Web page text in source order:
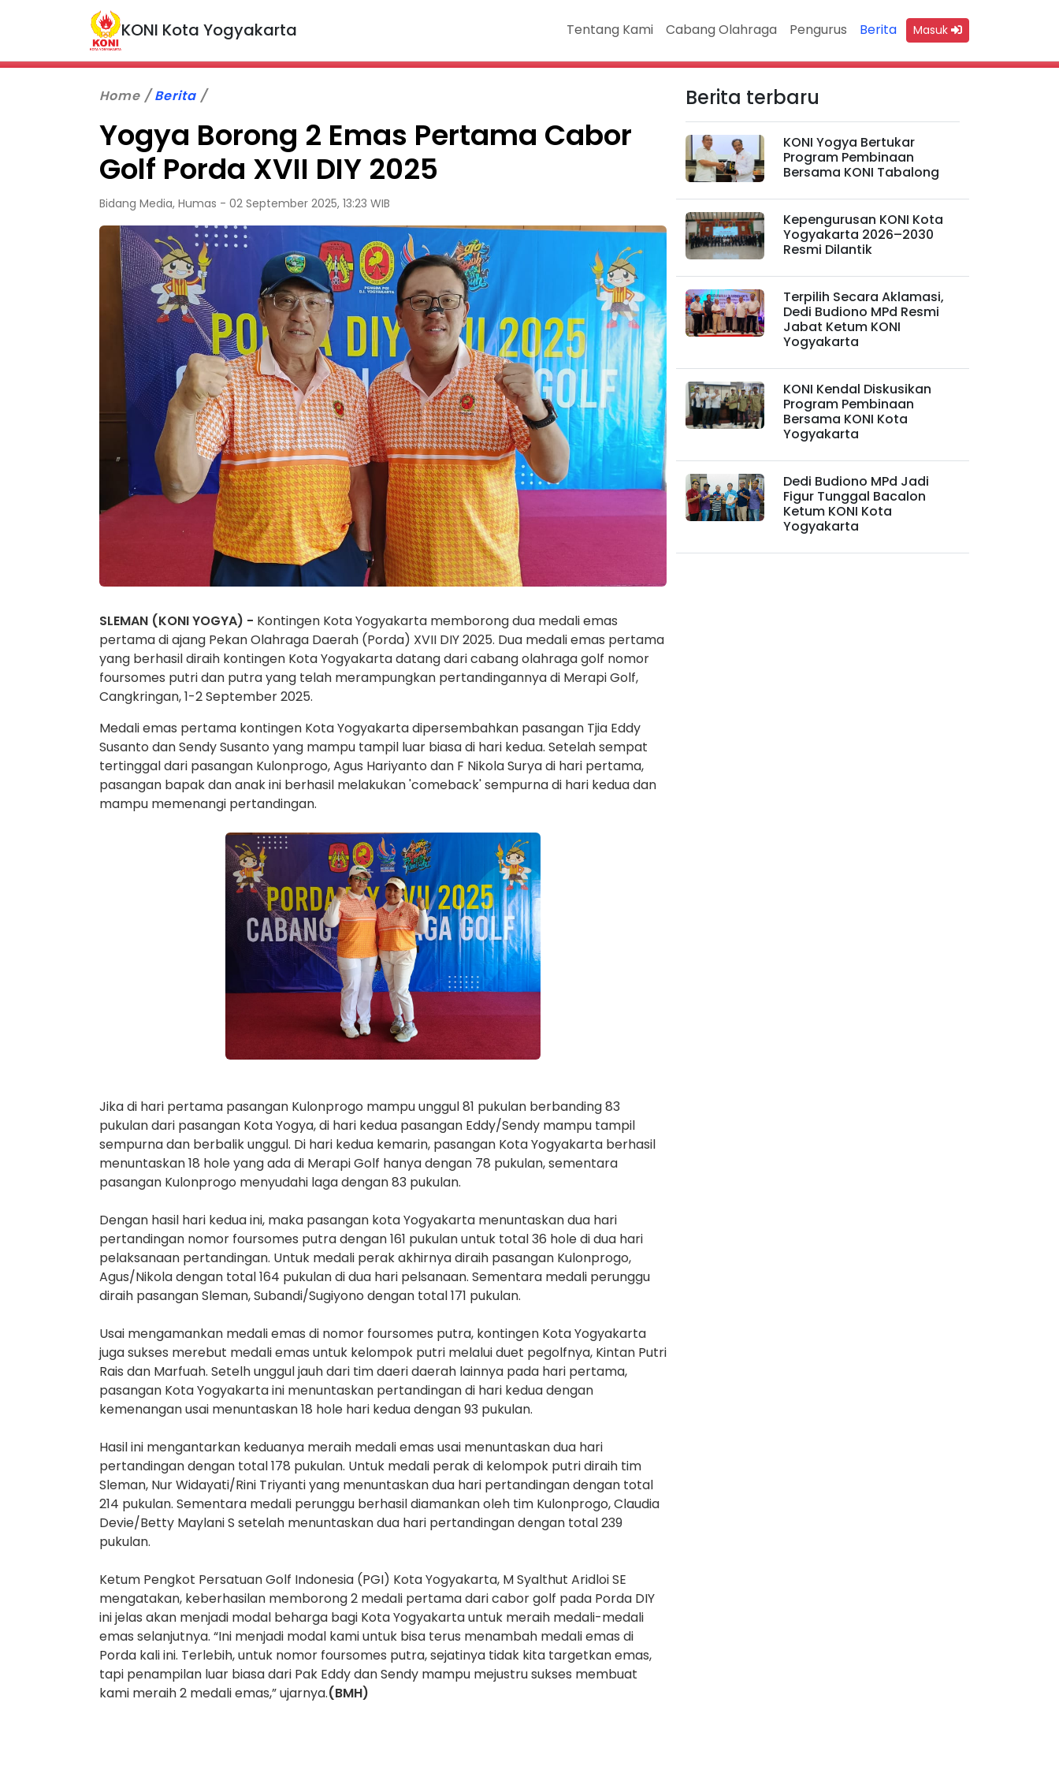
KONI Kota Yogyakarta Tentang Kami Cabang Olahraga Pengurus Berita Masuk
Home Berita
Yogya Borong 2 Emas Pertama Cabor
Golf Porda XVII DIY 2025
Bidang Media, Humas - 02 September 2025, 13:23 WIB
SLEMAN (KONI YOGYA) - Kontingen Kota Yogyakarta memborong dua medali emas
pertama di ajang Pekan Olahraga Daerah (Porda) XVII DIY 2025. Dua medali emas pertama
yang berhasil diraih kontingen Kota Yogyakarta datang dari cabang olahraga golf nomor
foursomes putri dan putra yang telah merampungkan pertandingannya di Merapi Golf,
Cangkringan, 1-2 September 2025.
Medali emas pertama kontingen Kota Yogyakarta dipersembahkan pasangan Tjia Eddy
Susanto dan Sendy Susanto yang mampu tampil luar biasa di hari kedua. Setelah sempat
tertinggal dari pasangan Kulonprogo, Agus Hariyanto dan F Nikola Surya di hari pertama,
pasangan bapak dan anak ini berhasil melakukan 'comeback' sempurna di hari kedua dan
mampu memenangi pertandingan.
Jika di hari pertama pasangan Kulonprogo mampu unggul 81 pukulan berbanding 83
pukulan dari pasangan Kota Yogya, di hari kedua pasangan Eddy/Sendy mampu tampil
sempurna dan berbalik unggul. Di hari kedua kemarin, pasangan Kota Yogyakarta berhasil
menuntaskan 18 hole yang ada di Merapi Golf hanya dengan 78 pukulan, sementara
pasangan Kulonprogo menyudahi laga dengan 83 pukulan.
Dengan hasil hari kedua ini, maka pasangan kota Yogyakarta menuntaskan dua hari
pertandingan nomor foursomes putra dengan 161 pukulan untuk total 36 hole di dua hari
pelaksanaan pertandingan. Untuk medali perak akhirnya diraih pasangan Kulonprogo,
Agus/Nikola dengan total 164 pukulan di dua hari pelsanaan. Sementara medali perunggu
diraih pasangan Sleman, Subandi/Sugiyono dengan total 171 pukulan.
Usai mengamankan medali emas di nomor foursomes putra, kontingen Kota Yogyakarta
juga sukses merebut medali emas untuk kelompok putri melalui duet pegolfnya, Kintan Putri
Rais dan Marfuah. Setelh unggul jauh dari tim daeri daerah lainnya pada hari pertama,
pasangan Kota Yogyakarta ini menuntaskan pertandingan di hari kedua dengan
kemenangan usai menuntaskan 18 hole hari kedua dengan 93 pukulan.
Hasil ini mengantarkan keduanya meraih medali emas usai menuntaskan dua hari
pertandingan dengan total 178 pukulan. Untuk medali perak di kelompok putri diraih tim
Sleman, Nur Widayati/Rini Triyanti yang menuntaskan dua hari pertandingan dengan total
214 pukulan. Sementara medali perunggu berhasil diamankan oleh tim Kulonprogo, Claudia
Devie/Betty Maylani S setelah menuntaskan dua hari pertandingan dengan total 239
pukulan.
Ketum Pengkot Persatuan Golf Indonesia (PGI) Kota Yogyakarta, M Syalthut Aridloi SE
mengatakan, keberhasilan memborong 2 medali pertama dari cabor golf pada Porda DIY
ini jelas akan menjadi modal beharga bagi Kota Yogyakarta untuk meraih medali-medali
emas selanjutnya. “Ini menjadi modal kami untuk bisa terus menambah medali emas di
Porda kali ini. Terlebih, untuk nomor foursomes putra, sejatinya tidak kita targetkan emas,
tapi penampilan luar biasa dari Pak Eddy dan Sendy mampu mejustru sukses membuat
kami meraih 2 medali emas,” ujarnya.(BMH)
Berita terbaru
KONI Yogya Bertukar
Program Pembinaan
Bersama KONI Tabalong
Kepengurusan KONI Kota
Yogyakarta 2026–2030
Resmi Dilantik
Terpilih Secara Aklamasi,
Dedi Budiono MPd Resmi
Jabat Ketum KONI
Yogyakarta
KONI Kendal Diskusikan
Program Pembinaan
Bersama KONI Kota
Yogyakarta
Dedi Budiono MPd Jadi
Figur Tunggal Bacalon
Ketum KONI Kota
Yogyakarta